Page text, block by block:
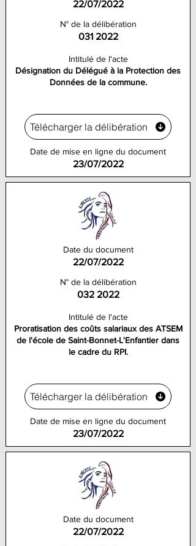
22/07/2022
N° de la délibération
031 2022
Intitulé de l'acte
Désignation du Délégué à la Protection des
Données de la commune.
Télécharger la délibération
Date de mise en ligne du document
23/07/2022
Date du document
22/07/2022
N° de la délibération
032 2022
Intitulé de l'acte
Proratisation des coûts salariaux des ATSEM
de l'école de Saint-Bonnet-L'Enfantier dans
le cadre du RPI.
Télécharger la délibération
Date de mise en ligne du document
23/07/2022
Date du document
22/07/2022